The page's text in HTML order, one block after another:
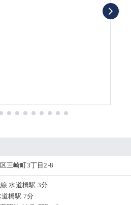
三崎町3丁目2-8
水道橋駅 3分
橋駅 7分